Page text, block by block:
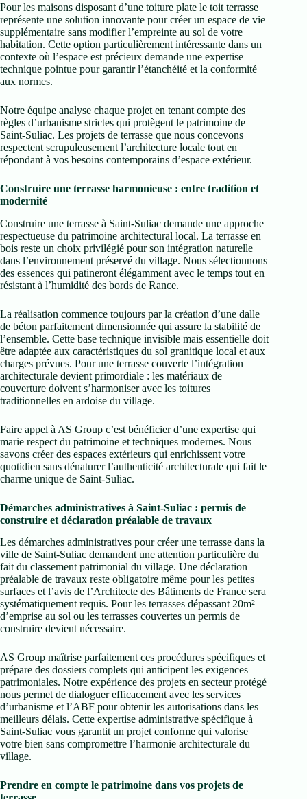
Pour les maisons disposant d’une toiture plate le toit terrasse
représente une solution innovante pour créer un espace de vie
supplémentaire sans modifier l’empreinte au sol de votre
habitation. Cette option particulièrement intéressante dans un
contexte où l’espace est précieux demande une expertise
technique pointue pour garantir l’étanchéité et la conformité
aux normes.
Notre équipe analyse chaque projet en tenant compte des
règles d’urbanisme strictes qui protègent le patrimoine de
Saint-Suliac. Les projets de terrasse que nous concevons
respectent scrupuleusement l’architecture locale tout en
répondant à vos besoins contemporains d’espace extérieur.
Construire une terrasse harmonieuse : entre tradition et
modernité
Construire une terrasse à Saint-Suliac demande une approche
respectueuse du patrimoine architectural local. La terrasse en
bois reste un choix privilégié pour son intégration naturelle
dans l’environnement préservé du village. Nous sélectionnons
des essences qui patineront élégamment avec le temps tout en
résistant à l’humidité des bords de Rance.
La réalisation commence toujours par la création d’une dalle
de béton parfaitement dimensionnée qui assure la stabilité de
l’ensemble. Cette base technique invisible mais essentielle doit
être adaptée aux caractéristiques du sol granitique local et aux
charges prévues. Pour une terrasse couverte l’intégration
architecturale devient primordiale : les matériaux de
couverture doivent s’harmoniser avec les toitures
traditionnelles en ardoise du village.
Faire appel à AS Group c’est bénéficier d’une expertise qui
marie respect du patrimoine et techniques modernes. Nous
savons créer des espaces extérieurs qui enrichissent votre
quotidien sans dénaturer l’authenticité architecturale qui fait le
charme unique de Saint-Suliac.
Démarches administratives à Saint-Suliac : permis de
construire et déclaration préalable de travaux
Les démarches administratives pour créer une terrasse dans la
ville de Saint-Suliac demandent une attention particulière du
fait du classement patrimonial du village. Une déclaration
préalable de travaux reste obligatoire même pour les petites
surfaces et l’avis de l’Architecte des Bâtiments de France sera
systématiquement requis. Pour les terrasses dépassant 20m²
d’emprise au sol ou les terrasses couvertes un permis de
construire devient nécessaire.
AS Group maîtrise parfaitement ces procédures spécifiques et
prépare des dossiers complets qui anticipent les exigences
patrimoniales. Notre expérience des projets en secteur protégé
nous permet de dialoguer efficacement avec les services
d’urbanisme et l’ABF pour obtenir les autorisations dans les
meilleurs délais. Cette expertise administrative spécifique à
Saint-Suliac vous garantit un projet conforme qui valorise
votre bien sans compromettre l’harmonie architecturale du
village.
Prendre en compte le patrimoine dans vos projets de